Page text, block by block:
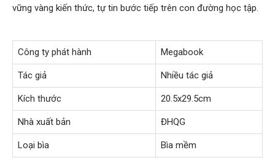
vững vàng kiến thức, tự tin bước tiếp trên con đường học tập.
Công ty phát hành Megabook
Tác giả Nhiều tác giả
Kích thước 20.5x29.5cm
Nhà xuất bản ĐHQG
Loại bìa Bìa mềm